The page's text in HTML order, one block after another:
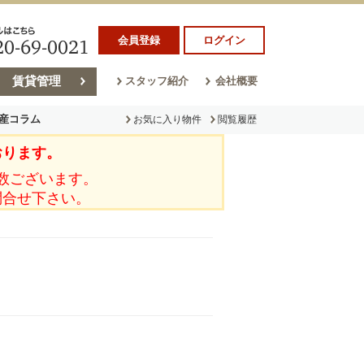
会員登録 ログイン
賃貸管理 スタッフ紹介 会社概要
コラム
ム
お気に入り物件 閲覧履歴
ます。
ざいます。
せ下さい。